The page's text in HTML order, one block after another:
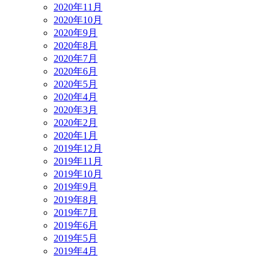
2020年11月
2020年10月
2020年9月
2020年8月
2020年7月
2020年6月
2020年5月
2020年4月
2020年3月
2020年2月
2020年1月
2019年12月
2019年11月
2019年10月
2019年9月
2019年8月
2019年7月
2019年6月
2019年5月
2019年4月